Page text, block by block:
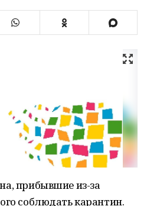
прибывшие из-за
соблюдать карантин.